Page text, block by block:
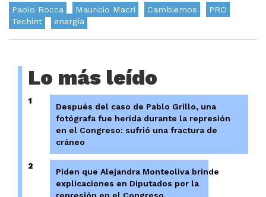
Paolo Rocca Mauricio Macri Cambiemos
PRO
Techint
energía
Lo más leído
1
Después del caso de Pablo Grillo, una
fotógrafa fue herida durante la represión
en el Congreso: sufrió una fractura de
cráneo
2
Piden que Alejandra Monteoliva brinde
explicaciones en Diputados por la